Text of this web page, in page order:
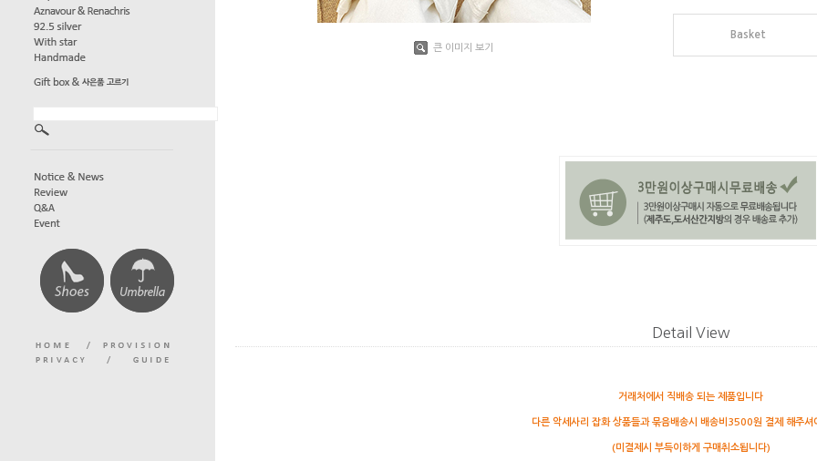
큰 이미지 보기
Basket
Detail View
거래처에서 직배송 되는 제품입니다
다른 악세사리 잡화 상품들과 묶음배송시 배송비3500원 결제 해주셔
(미결제시 부득이하게 구매취소됩니다)